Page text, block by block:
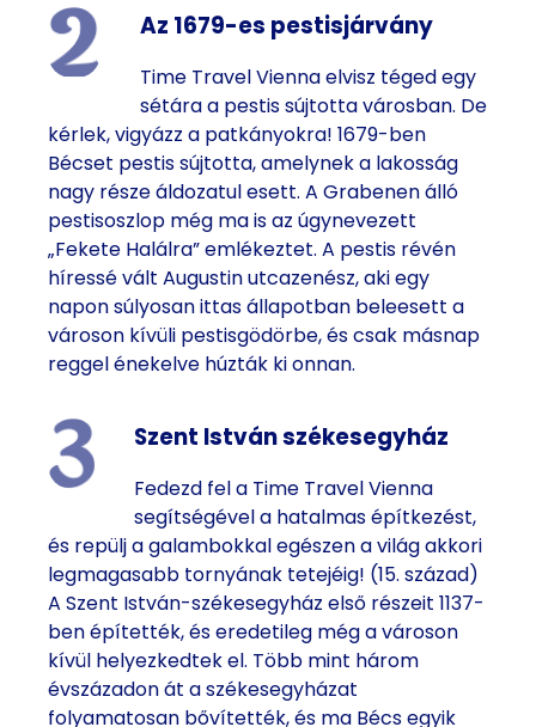
Az 1679-es pestisjárvány
Time Travel Vienna elvisz téged egy
sétára a pestis sújtotta városban. De
kérlek, vigyázz a patkányokra! 1679-ben
Bécset pestis sújtotta, amelynek a lakosság
nagy része áldozatul esett. A Grabenen álló
pestisoszlop még ma is az úgynevezett
„Fekete Halálra” emlékeztet. A pestis révén
híressé vált Augustin utcazenész, aki egy
napon súlyosan ittas állapotban beleesett a
városon kívüli pestisgödörbe, és csak másnap
reggel énekelve húzták ki onnan.
Szent István székesegyház
Fedezd fel a Time Travel Vienna
segítségével a hatalmas építkezést,
és repülj a galambokkal egészen a világ akkori
legmagasabb tornyának tetejéig! (15. század)
A Szent István-székesegyház első részeit 1137-
ben építették, és eredetileg még a városon
kívül helyezkedtek el. Több mint három
évszázadon át a székesegyházat
folyamatosan bővítették, és ma Bécs egyik